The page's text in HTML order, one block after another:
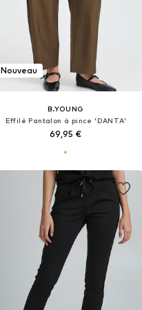
Nouveau
B.YOUNG
Effilé Pantalon à pince 'DANTA'
69,95 €